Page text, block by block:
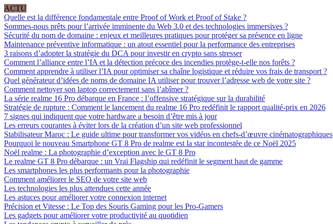
ACTU
Quelle est la différence fondamentale entre Proof of Work et Proof of Stake ?
Sommes-nous prêts pour l’arrivée imminente du Web 3.0 et des technologies immersives ?
Sécurité du nom de domaine : enjeux et meilleures pratiques pour protéger sa présence en ligne
Maintenance préventive informatique : un atout essentiel pour la performance des entreprises
3 raisons d’adopter la stratégie du DCA pour investir en crypto sans stresser
Comment l’alliance entre l’IA et la détection précoce des incendies protège-t-elle nos forêts ?
Comment apprendre à utiliser l’IA pour optimiser sa chaîne logistique et réduire vos frais de transport ?
Quel générateur d’idées de noms de domaine IA utiliser pour trouver l’adresse web de votre site ?
Comment nettoyer son laptop correctement sans l’abîmer ?
La série realme 16 Pro débarque en France : l’offensive stratégique sur la durabilité
Stratégie de rupture : Comment le lancement du realme 16 Pro redéfinit le rapport qualité-prix en 2026
7 signes qui indiquent que votre hardware a besoin d’être mis à jour
Les erreurs courantes à éviter lors de la création d’un site web professionnel
Stabilisateur Maroc : Le guide ultime pour transformer vos vidéos en chefs-d’œuvre cinématographiques
Pourquoi le nouveau Smartphone GT 8 Pro de realme est la star incontestée de ce Noël 2025
Noël realme : La photographie d’exception avec le GT 8 Pro
Le realme GT 8 Pro débarque : un Vrai Flagship qui redéfinit le segment haut de gamme
Les smartphones les plus performants pour la photographie
Comment améliorer le SEO de votre site web
Les technologies les plus attendues cette année
Les astuces pour améliorer votre connexion internet
Précision et Vitesse : Le Top des Souris Gaming pour les Pro-Gamers
Les gadgets pour améliorer votre productivité au quotidien